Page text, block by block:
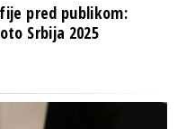
pred publikom:
Srbija 2025